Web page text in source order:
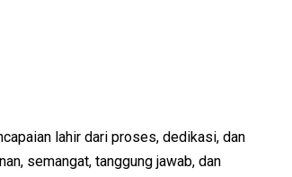
lahir dari proses, dedikasi, dan
semangat, tanggung jawab, dan